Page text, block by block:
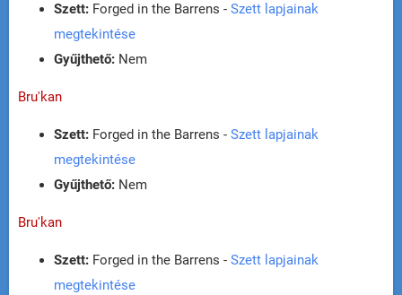
Szett: Forged in the Barrens - Szett lapjainak
megtekintése
Gyűjthető: Nem
Bru'kan
Szett: Forged in the Barrens - Szett lapjainak
megtekintése
Gyűjthető: Nem
Bru'kan
Szett: Forged in the Barrens - Szett lapjainak
megtekintése